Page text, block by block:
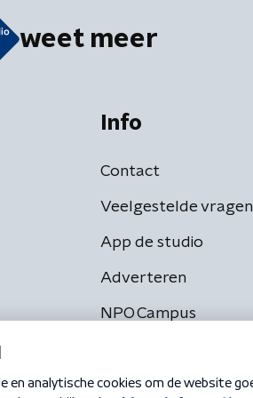
weet meer
Info
Contact
Veelgestelde vragen
App de studio
Adverteren
NPO Campus